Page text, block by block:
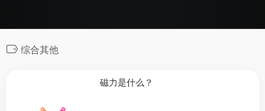
综合其他
磁力是什么？